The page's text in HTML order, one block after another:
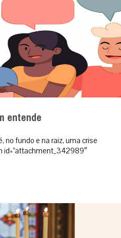
entende
no fundo e na raiz, uma crise
id=”attachment_342989″